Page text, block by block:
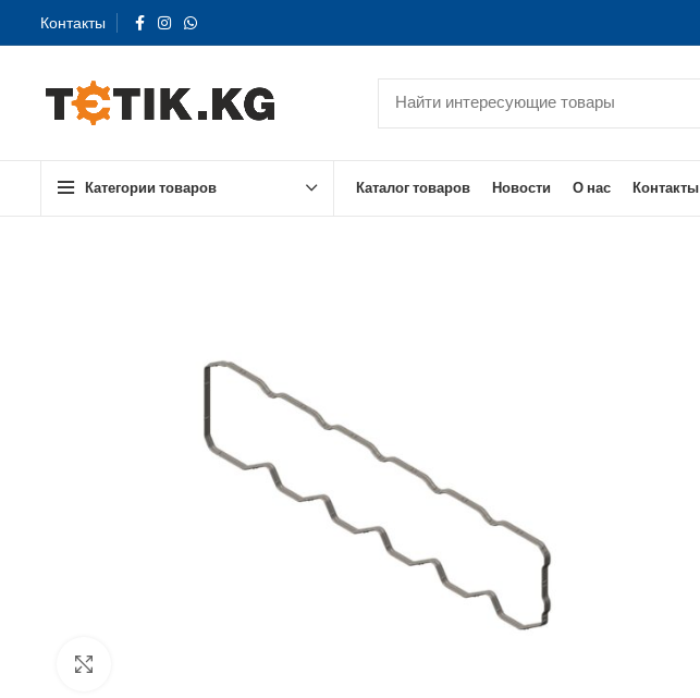
Контакты
Категории товаров Каталог товаров Новости О нас Контакты